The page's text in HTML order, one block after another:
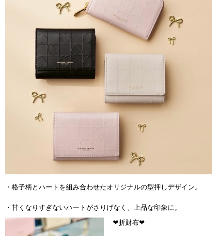
・格子柄とハートを組み合わせたオリジナルの型押しデザイン。
・甘くなりすぎないハートがさりげなく、上品な印象に。
❤︎折財布❤︎